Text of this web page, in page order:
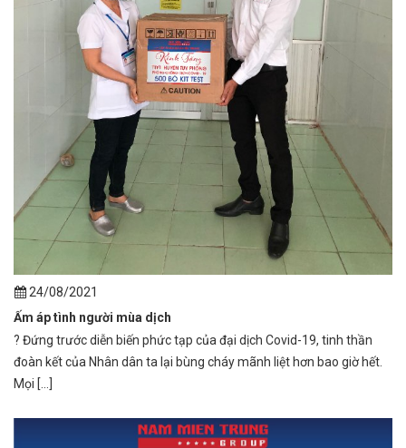
24/08/2021
Ấm áp tình người mùa dịch
? Đứng trước diễn biến phức tạp của đại dịch Covid-19, tinh thần
đoàn kết của Nhân dân ta lại bùng cháy mãnh liệt hơn bao giờ hết.
Mọi [...]